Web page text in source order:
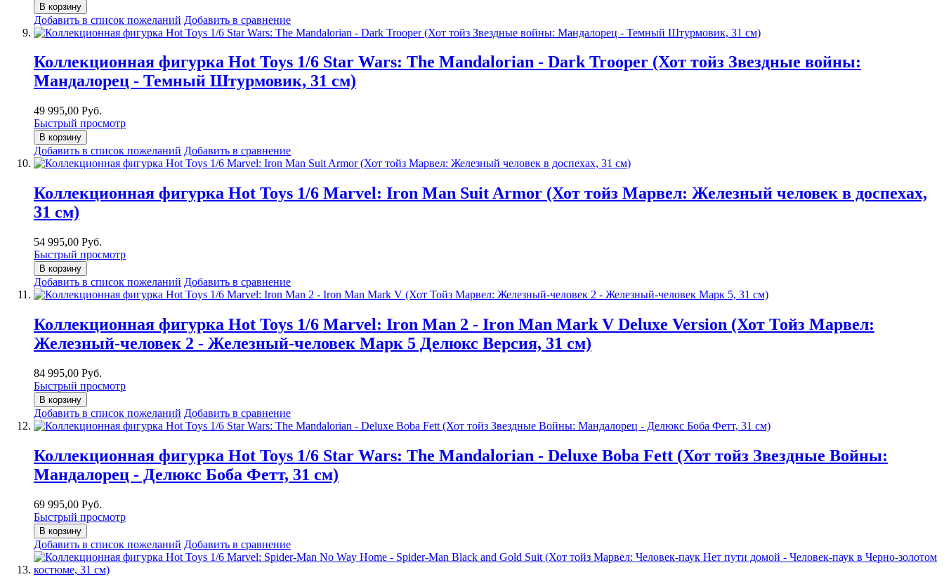
В корзину
Добавить в список пожеланий Добавить в сравнение
Коллекционная фигурка Hot Toys 1/6 Star Wars: The Mandalorian - Dark Trooper (Хот тойз Звездные войны:
Мандалорец - Темный Штурмовик, 31 см)
49 995,00 Руб.
Быстрый просмотр
В корзину
Добавить в список пожеланий Добавить в сравнение
Коллекционная фигурка Hot Toys 1/6 Marvel: Iron Man Suit Armor (Хот тойз Марвел: Железный человек в доспехах,
31 см)
54 995,00 Руб.
Быстрый просмотр
В корзину
Добавить в список пожеланий Добавить в сравнение
Коллекционная фигурка Hot Toys 1/6 Marvel: Iron Man 2 - Iron Man Mark V Deluxe Version (Хот Тойз Марвел:
Железный-человек 2 - Железный-человек Марк 5 Делюкс Версия, 31 см)
84 995,00 Руб.
Быстрый просмотр
В корзину
Добавить в список пожеланий Добавить в сравнение
Коллекционная фигурка Hot Toys 1/6 Star Wars: The Mandalorian - Deluxe Boba Fett (Хот тойз Звездные Войны:
Мандалорец - Делюкс Боба Фетт, 31 см)
69 995,00 Руб.
Быстрый просмотр
В корзину
Добавить в список пожеланий Добавить в сравнение